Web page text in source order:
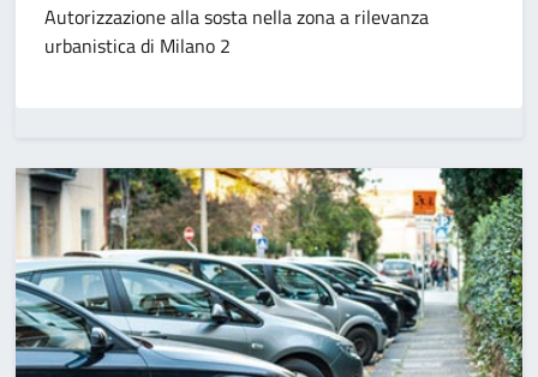
Autorizzazione alla sosta nella zona a rilevanza
urbanistica di Milano 2